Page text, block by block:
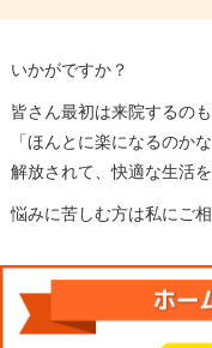
いかがですか？
皆さん最初は来院するのも
「ほんとに楽になるのか
解放されて、快適な生活
悩みに苦しむ方は私にご相